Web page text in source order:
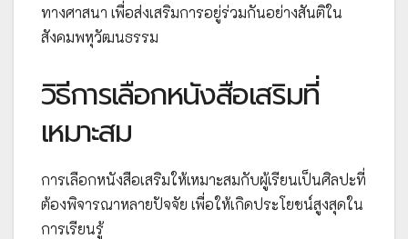
ทางศาสนา เพื่อส่งเสริมการอยู่ร่วมกันอย่างสันติใน
สังคมพหุวัฒนธรรม
วิธีการเลือกหนังสือเสริมที่
เหมาะสม
การเลือกหนังสือเสริมให้เหมาะสมกับผู้เรียนเป็นศิลปะที่
ต้องพิจารณาหลายปัจจัย เพื่อให้เกิดประโยชน์สูงสุดใน
การเรียนรู้